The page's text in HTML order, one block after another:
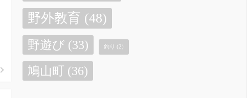
野外教育 (48)
野遊び (33) 釣り (2)
鳩山町 (36)